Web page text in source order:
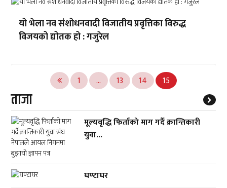
यो भेला नव संशोधनवादी विजातीय प्रवृत्तिका विरुद्ध
विजयको द्योतक हो : गजुरेल
pagination
1 … 13 14 15
ताजा
मूल्यवृद्धि फिर्ताको माग गर्दै क्रान्तिकारी
युवा...
घण्टाघर